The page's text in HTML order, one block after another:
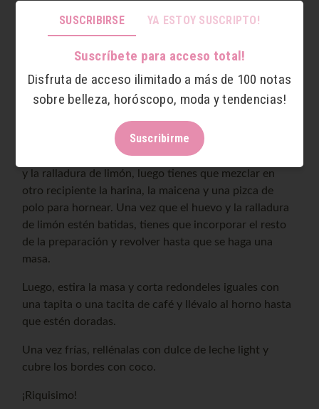
ocho sobresedulcorante
una cucharadapolvo para hornear
dulce de leche sin azúcar
coco rallado
Horno a 180°
Tienes que batir el huevo con la esencia, el edulcorante
y la ralladura de limón, luego tienes que mezclar en
otro recipiente la harina, la maicena y una pizca de
polo para hornear. Una vez que el huevo y la ralladura
de limón estén batidas, tienes que incorporar el resto
de la preparación y revolver hasta que se haga una
masa.
Luego, estira la masa y corta redondeles iguales con
una tapita o una tacita de café y llévalo al horno hasta
que estén doradas.
Una vez frías, rellénalas con dulce de leche light y
cubre los bordes con coco.
¡Riquisimo!
SUSCRIBIRSE YA ESTOY SUSCRIPTO!
Suscríbete para acceso total!
Disfruta de acceso ilimitado a más de 100 notas
sobre belleza, horóscopo, moda y tendencias!
Suscribirme